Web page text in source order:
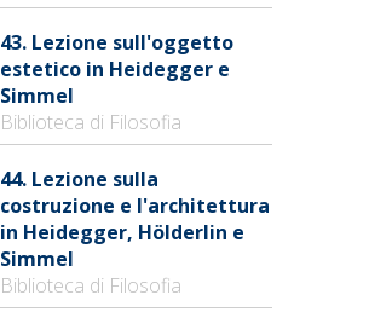
43. Lezione sull'oggetto
estetico in Heidegger e
Simmel
Biblioteca di Filosofia
44. Lezione sulla
costruzione e l'architettura
in Heidegger, Hölderlin e
Simmel
Biblioteca di Filosofia